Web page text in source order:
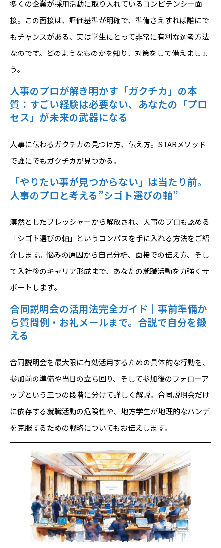
多くの企業が採用活動に取り入れているコンピテンシー面
接。この面接は、評価基準が明確で、準備さえすれば誰にで
もチャンスがある、実は学生にとって非常に有利な選考方法
なのです。どのようなものかを知り、対策をして備えましょ
う。
人事のプロが解き明かす「ガクチカ」の本
質：すごい経験は必要ない、あなたの「プロ
セス」が未来の武器になる
人事に伝わるガクチカの見つけ方、伝え方。STARメソッド
で誰にでもガクチカが見つかる。
「やりたい事が見つからない」は当たり前。
人事のプロと考える”シゴト選びの軸”
漠然としたプレッシャーから解放され、人事のプロも認める
「シゴト選びの軸」というコンパスを手に入れる方法をご紹
介します。悩みの原因から自己分析、面接での伝え方、そし
て入社後のキャリア形成まで、あなたの就職活動を力強くサ
ポートします。
合同説明会の活用法完全ガイド｜事前準備か
ら質問例・お礼メールまで。合説で自分を鍛
える
合同説明会を最大限に有効活用するための具体的な行動を、
参加前の準備や当日の立ち回り、そして参加後のフォローア
ップという三つの段階に分けて詳しく解説。合同説明会だけ
に依存する就職活動の危険性や、地方学生が地理的なハンデ
を克服するための戦略についてもお伝えします。